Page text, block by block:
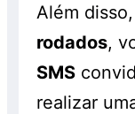
Além
rodados,
SMS
realizar